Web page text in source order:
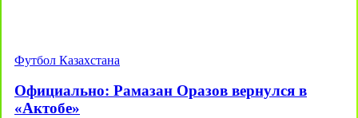
Футбол Казахстана
Официально: Рамазан Оразов вернулся в
«Актобе»